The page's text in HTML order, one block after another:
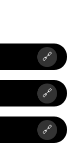
🔗
🔗
🔗